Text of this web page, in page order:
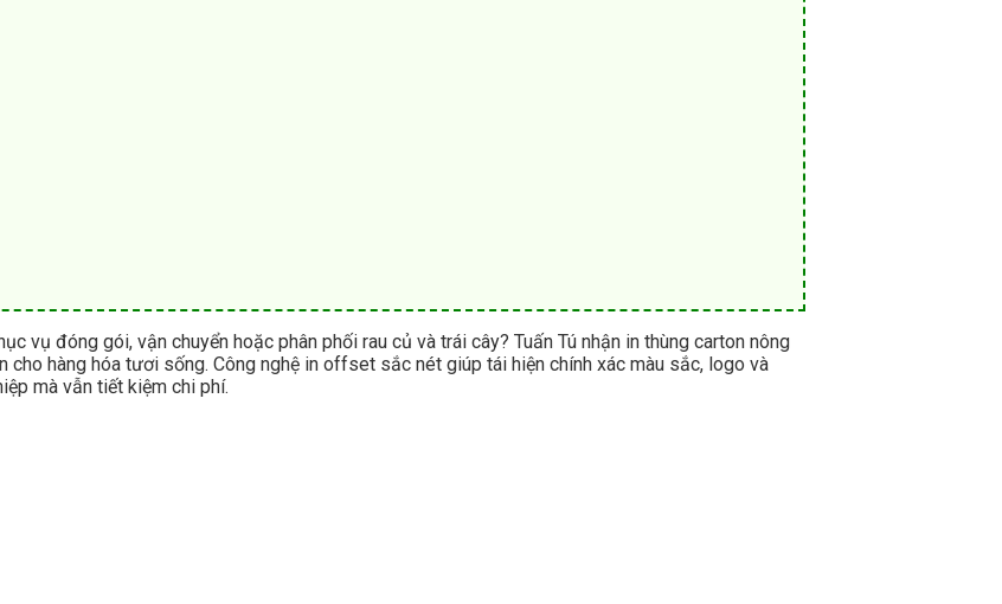
vụ đóng gói, vận chuyển hoặc phân phối rau củ và trái cây? Tuấn Tú nhận in thùng carton nông
hàng hóa tươi sống. Công nghệ in offset sắc nét giúp tái hiện chính xác màu sắc, logo và
mà vẫn tiết kiệm chi phí.